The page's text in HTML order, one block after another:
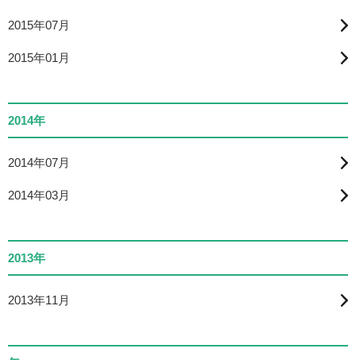
2015年07月
2015年01月
2014年
2014年07月
2014年03月
2013年
2013年11月